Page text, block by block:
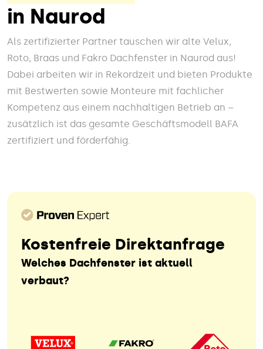
in Naurod
Als zertifizierter Partner tauschen wir alte Velux,
Roto, Braas und Fakro Dachfenster in Naurod aus!
Dabei arbeiten wir in Rekordzeit und bieten Produkte
mit Bestwerten sowie Monteure mit fachlicher
Kompetenz aus einem nachhaltigen Betrieb an –
zusätzlich ist das gesamte Geschäftsmodell BAFA
zertifiziert und förderfähig.
Kostenfreie Direktanfrage
Welches Dachfenster ist aktuell
verbaut?